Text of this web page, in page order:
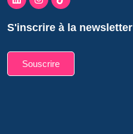
S'inscrire à la newsletter
Souscrire